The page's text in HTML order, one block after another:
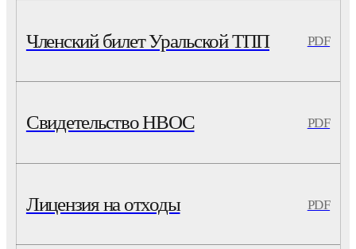
Членский билет Уральской ТПП PDF
Свидетельство НВОС PDF
Лицензия на отходы PDF